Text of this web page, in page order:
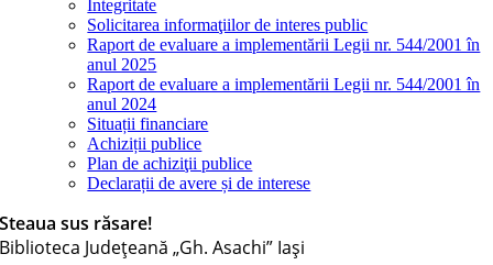
Integritate
Solicitarea informaţiilor de interes public
Raport de evaluare a implementării Legii nr. 544/2001 în
anul 2025
Raport de evaluare a implementării Legii nr. 544/2001 în
anul 2024
Situații financiare
Achiziții publice
Plan de achiziţii publice
Declarații de avere și de interese
Steaua sus răsare!
Biblioteca Judeţeană „Gh. Asachi” Iaşi